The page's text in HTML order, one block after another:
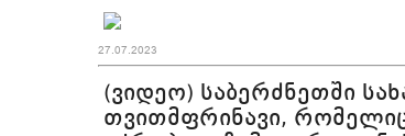
27.07.2023
(ვიდეო) საბერძნეთში
თვითმფრინავი,